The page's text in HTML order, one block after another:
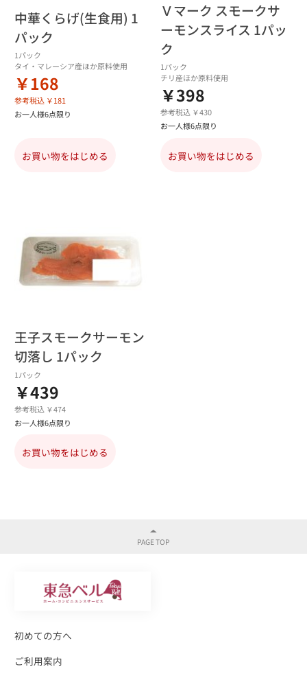
中華くらげ(生食用) 1
パック
1パック
タイ・マレーシア産ほか原料使用
￥168
参考税込 ￥181
お一人様6点限り
お買い物をはじめる
Ｖマーク スモークサ
ーモンスライス 1パッ
ク
1パック
チリ産ほか原料使用
￥398
参考税込 ￥430
お一人様6点限り
お買い物をはじめる
王子スモークサーモン
切落し 1パック
1パック
￥439
参考税込 ￥474
お一人様6点限り
お買い物をはじめる
初めての方へ
ご利用案内